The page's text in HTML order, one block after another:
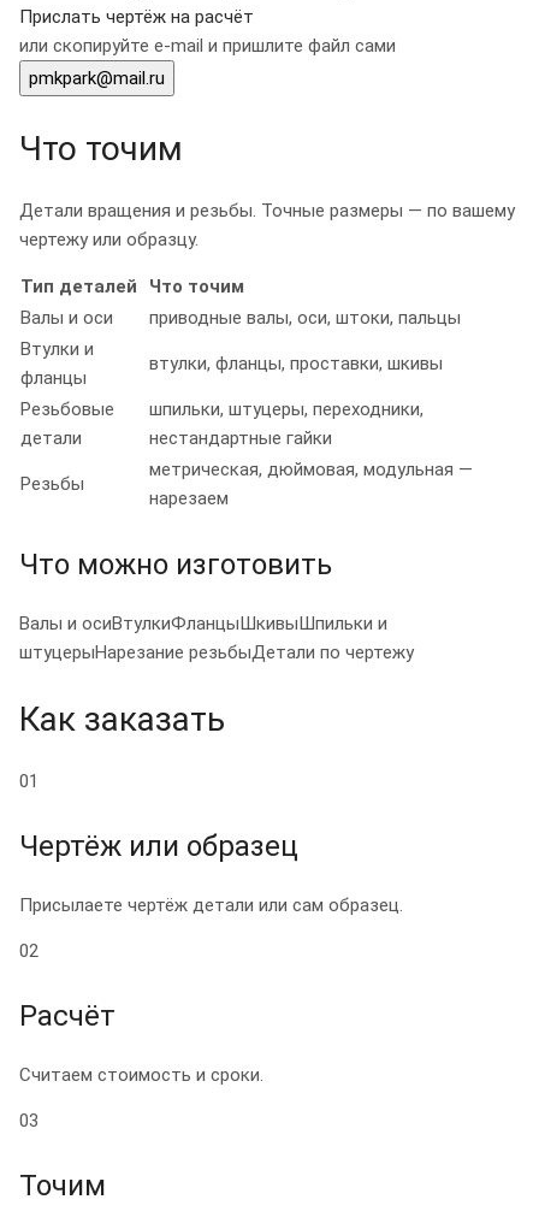
Прислать чертёж на расчёт
или скопируйте e-mail и пришлите файл сами
pmkpark@mail.ru
Что точим
Детали вращения и резьбы. Точные размеры — по вашему
чертежу или образцу.
Тип деталей
Что точим
Валы и оси
приводные валы, оси, штоки, пальцы
Втулки и
фланцы
втулки, фланцы, проставки, шкивы
Резьбовые
детали
шпильки, штуцеры, переходники,
нестандартные гайки
Резьбы
метрическая, дюймовая, модульная —
нарезаем
Что можно изготовить
Валы и осиВтулкиФланцыШкивыШпильки и
штуцерыНарезание резьбыДетали по чертежу
Как заказать
01
Чертёж или образец
Присылаете чертёж детали или сам образец.
02
Расчёт
Считаем стоимость и сроки.
03
Точим